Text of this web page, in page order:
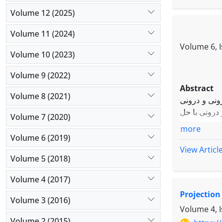
Volume 6,
Abstract
و درونی
درونی با حل
روی یک
نوع ترکیب
more
View
Volume 4,
Volume 12 (2025)
Volume 11 (2024)
Volume 10 (2023)
Volume 9 (2022)
Volume 8 (2021)
Volume 7 (2020)
Volume 6 (2019)
Volume 5 (2018)
Volume 4 (2017)
Volume 3 (2016)